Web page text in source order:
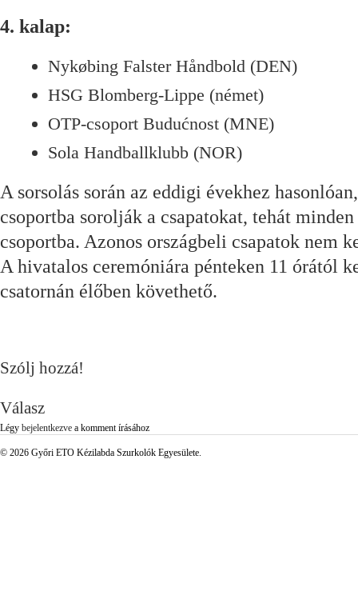
4. kalap:
Nykøbing Falster Håndbold (DEN)
HSG Blomberg-Lippe (német)
OTP-csoport Budućnost (MNE)
Sola Handballklubb (NOR)
A sorsolás során az eddigi évekhez
csoportba sorolják a csapatokat, tehát
csoportba. Azonos országbeli csapatok nem
A hivatalos ceremóniára pénteken 11 órától
csatornán élőben követhető.
Szólj hozzá!
Válasz
Légy bejelentkezve a komment írásához
© 2026 Győri ETO Kézilabda Szurkolók Egyesülete.